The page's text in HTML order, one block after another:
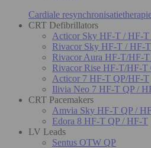
Cardiale
CRT Defibrillators
Acticor Sky HF-T / HF-T
Rivacor Sky HF-T / HF-
Rivacor Aura HF-T/HF-T
Rivacor Rise HF-T/HF-T
Acticor 7 HF-T QP/HF-T
Ilivia Neo 7 HF-T QP /
CRT Pacemakers
Amvia Sky HF-T QP /
Edora 8 HF-T QP / HF-T
LV Leads
Sentus OTW QP